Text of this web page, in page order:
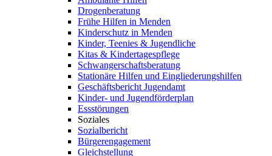
Drogenberatung
Frühe Hilfen in Menden
Kinderschutz in Menden
Kinder, Teenies & Jugendliche
Kitas & Kindertagespflege
Schwangerschaftsberatung
Stationäre Hilfen und Eingliederungshilfen
Geschäftsbericht Jugendamt
Kinder- und Jugendförderplan
Essstörungen
Soziales
Sozialbericht
Bürgerengagement
Gleichstellung